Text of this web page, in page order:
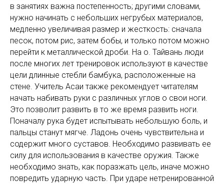
в занятиях важна постепенность; другими словами,
нужно начинать с небольших негрубых материалов,
медленно увеличивая размер и жесткость: сначала
песок, потом рис, затем бобы, и только потом можно
перейти к металлической дроби. На о. Тайвань люди
после многих лет тренировок используют в качестве
цели длинные стебли бамбука, расположенные на
стене. Учитель Асаи также рекомендует читателям
начать набивать руки с различных углов о свои ноги.
Это позволит развить в то же время развить ноги.
Поначалу рука будет испытывать небольшую боль, и
пальцы станут мягче. Ладонь очень чувствительна и
содержит много суставов. Необходимо развивать ее
силу для использования в качестве оружия. Также
необходимо знать, как поразжать цель, иначе можно
повредить ударную часть. При ударе нетренированной